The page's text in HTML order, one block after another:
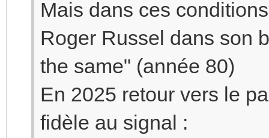
Mais dans ces
Roger Russel dans son
the same" (année 80)
En 2025 retour vers le
fidèle au signal :